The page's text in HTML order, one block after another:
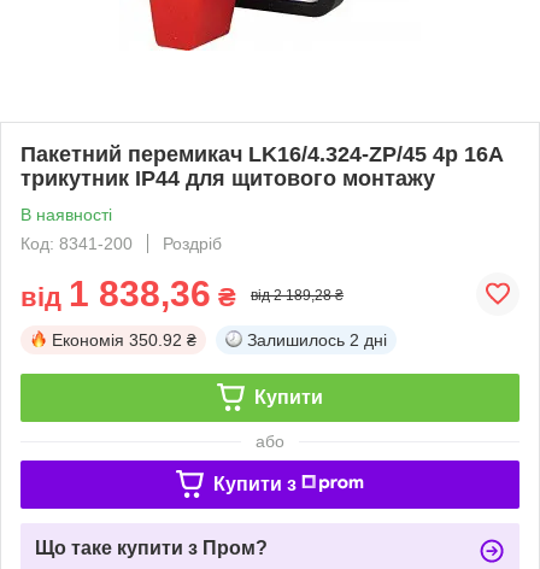
Пакетний перемикач LK16/4.324-ZP/45 4p 16А
трикутник IP44 для щитового монтажу
В наявності
Код: 8341-200
Роздріб
від 1 838,36 ₴ від 2 189,28 ₴
Економія 350.92 ₴ Залишилось 2 дні
Купити
або
Купити з
Що таке купити з Пром?